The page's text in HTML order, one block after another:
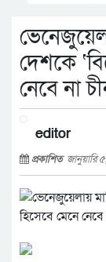
দেশকে
নেবে না
editor
প্রকাশিত জানুয়ারি